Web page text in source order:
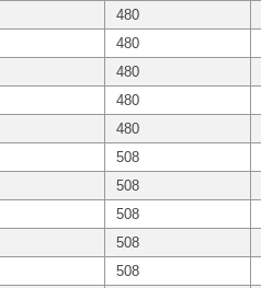
480
480
480
480
480
508
508
508
508
508